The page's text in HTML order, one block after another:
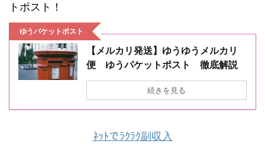
トポスト！
ゆうパケットポスト
【メルカリ発送】ゆうゆうメルカリ
便 ゆうパケットポスト 徹底解説
続きを見る
ﾈｯﾄでﾗｸﾗｸ副収入